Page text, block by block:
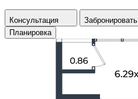
Консультация
Забронировать
Планировка